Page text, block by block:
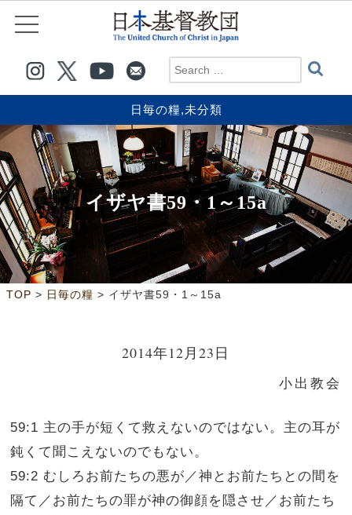
日毎の糧,未分類
イザヤ書59・1～15a
TOP > 日毎の糧 > イザヤ書59・1～15a
2014年12月23日
小出教会
59:1 主の手が短くて救えないのではない。主の耳が
鈍くて聞こえないのでもない。
59:2 むしろお前たちの悪が／神とお前たちとの間を
隔て／お前たちの罪が神の御顔を隠させ／お前たち